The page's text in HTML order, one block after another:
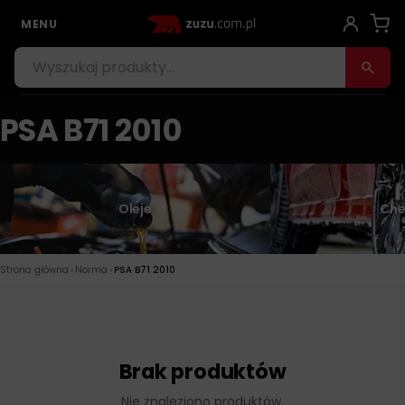
MENU
PSA B71 2010
Oleje
Strona główna › Norma › PSA B71 2010
Brak produktów
Nie znaleziono produktów.